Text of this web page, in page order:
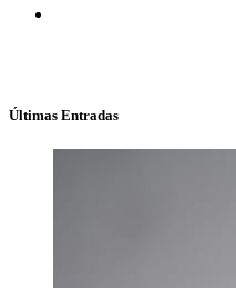
Últimas Entradas